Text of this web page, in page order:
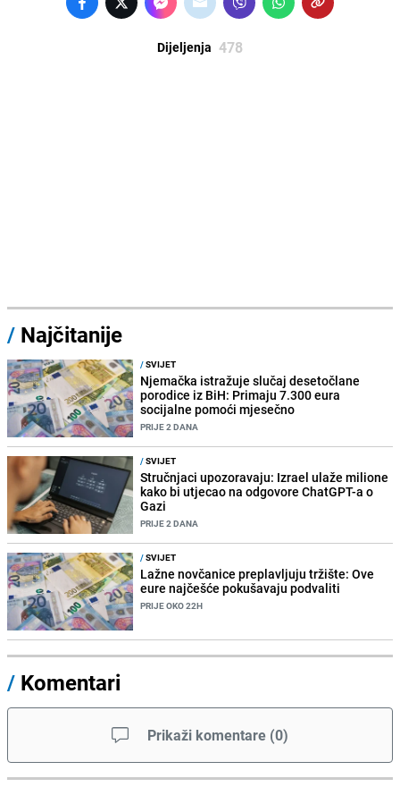
Dijeljenja 478
/ Najčitanije
/SVIJET
Njemačka istražuje slučaj desetočlane
porodice iz BiH: Primaju 7.300 eura
socijalne pomoći mjesečno
PRIJE 2 DANA
/SVIJET
Stručnjaci upozoravaju: Izrael ulaže milione
kako bi utjecao na odgovore ChatGPT-a o
Gazi
PRIJE 2 DANA
/SVIJET
Lažne novčanice preplavljuju tržište: Ove
eure najčešće pokušavaju podvaliti
PRIJE OKO 22H
/ Komentari
Prikaži komentare (0)